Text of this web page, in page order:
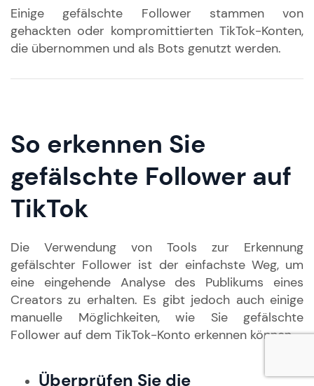
Einige gefälschte Follower stammen von
gehackten oder kompromittierten TikTok-Konten,
die übernommen und als Bots genutzt werden.
So erkennen Sie
gefälschte Follower auf
TikTok
Die Verwendung von Tools zur Erkennung
gefälschter Follower ist der einfachste Weg, um
eine eingehende Analyse des Publikums eines
Creators zu erhalten. Es gibt jedoch auch einige
manuelle Möglichkeiten, wie Sie gefälschte
Follower auf dem TikTok-Konto erkennen können.
Überprüfen Sie die